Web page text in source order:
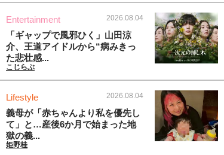
Entertainment 2026.08.04
「ギャップで風邪ひく」山田涼
介、王道アイドルから“病みきっ
た悲壮感...
こじらぶ
Lifestyle 2026.08.04
義母が「赤ちゃんより私を優先し
て」と…産後6か月で始まった地
獄の義...
姫野桂